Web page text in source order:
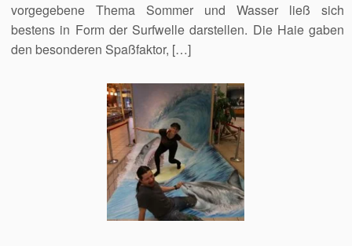
vorgegebene Thema Sommer und Wasser ließ sich
bestens in Form der Surfwelle darstellen. Die Haie gaben
den besonderen Spaßfaktor, […]